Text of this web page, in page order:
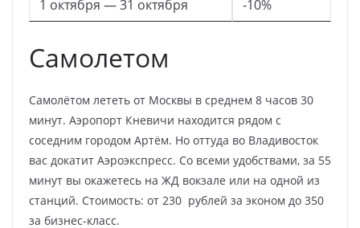
1 октября — 31 октября -10%
Самолетом
Самолётом лететь от Москвы в среднем 8 часов 30
минут. Аэропорт Кневичи находится рядом с
соседним городом Артём. Но оттуда во Владивосток
вас докатит Аэроэкспресс. Со всеми удобствами, за 55
минут вы окажетесь на ЖД вокзале или на одной из
станций. Стоимость: от 230 рублей за эконом до 350
за бизнес-класс.